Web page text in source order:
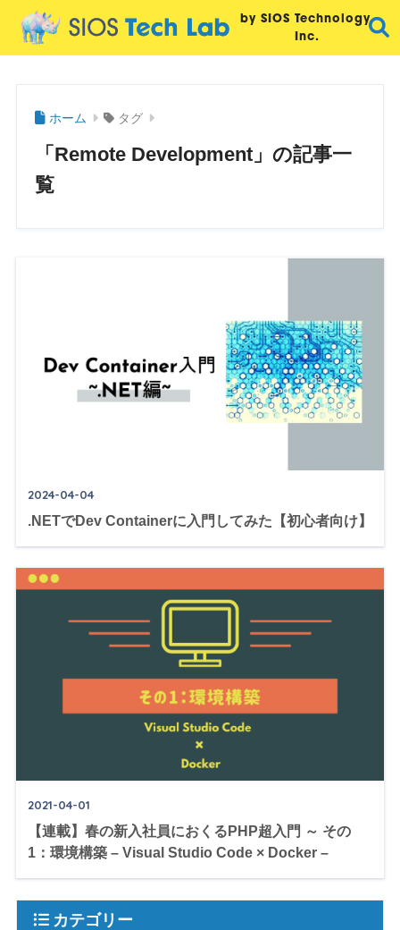
by SIOS Technology,
Inc.
ホーム タグ
「Remote Development」の記事一
覧
2024-04-04
.NETでDev Containerに入門してみた【初心者向け】
2021-04-01
【連載】春の新入社員におくるPHP超入門 ～ その
1：環境構築 – Visual Studio Code × Docker –
カテゴリー